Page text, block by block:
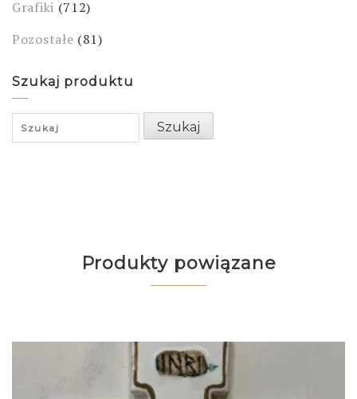
Grafiki (712)
Pozostałe (81)
Szukaj produktu
Search
Szukaj
Produkty powiązane